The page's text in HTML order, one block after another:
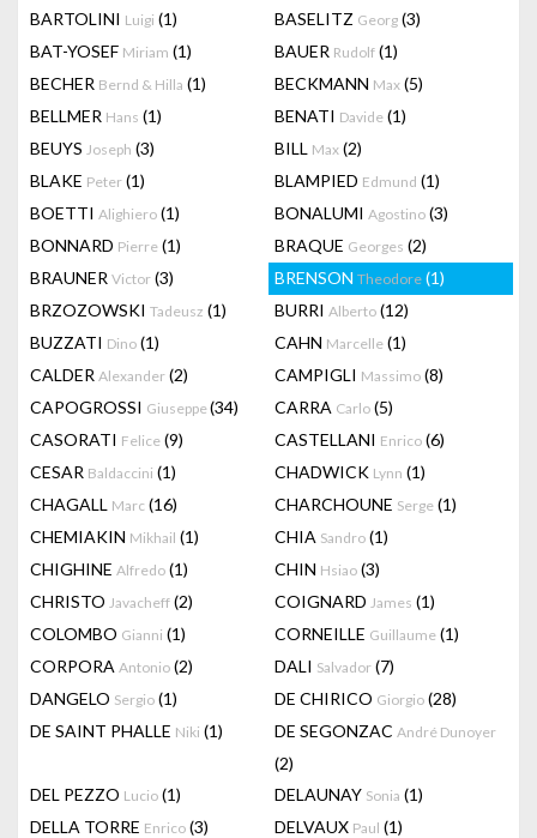
BARTOLINI Luigi (1) BASELITZ Georg (3)
BAT-YOSEF Miriam (1) BAUER Rudolf (1)
BECHER Bernd & Hilla (1) BECKMANN Max (5)
BELLMER Hans (1) BENATI Davide (1)
BEUYS Joseph (3) BILL Max (2)
BLAKE Peter (1) BLAMPIED Edmund (1)
BOETTI Alighiero (1) BONALUMI Agostino (3)
BONNARD Pierre (1) BRAQUE Georges (2)
BRAUNER Victor (3) BRENSON Theodore (1)
BRZOZOWSKI Tadeusz (1) BURRI Alberto (12)
BUZZATI Dino (1) CAHN Marcelle (1)
CALDER Alexander (2) CAMPIGLI Massimo (8)
CAPOGROSSI Giuseppe(34) CARRA Carlo (5)
CASORATI Felice (9) CASTELLANI Enrico (6)
CESAR Baldaccini (1) CHADWICK Lynn (1)
CHAGALL Marc (16) CHARCHOUNE Serge (1)
CHEMIAKIN Mikhail (1) CHIA Sandro (1)
CHIGHINE Alfredo (1) CHIN Hsiao (3)
CHRISTO Javacheff (2) COIGNARD James (1)
COLOMBO Gianni (1) CORNEILLE Guillaume (1)
CORPORA Antonio (2) DALI Salvador (7)
DANGELO Sergio (1) DE CHIRICO Giorgio (28)
DE SAINT PHALLE Niki (1) DE SEGONZAC André Dunoyer
(2)
DEL PEZZO Lucio (1) DELAUNAY Sonia (1)
DELLA TORRE Enrico (3) DELVAUX Paul (1)